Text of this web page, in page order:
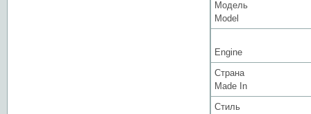
Модель
Model
Engine
Страна
Made In
Стиль